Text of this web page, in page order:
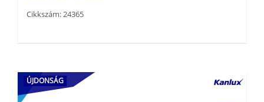
Cikkszám: 24365
ÚJDONSÁG